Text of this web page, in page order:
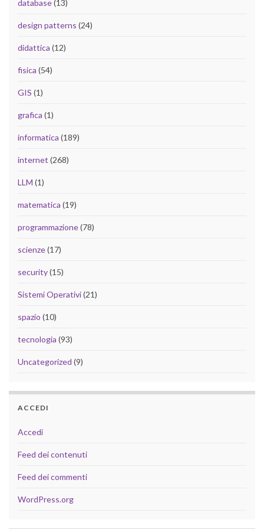
database(13)
design patterns (24)
didattica (12)
fisica (54)
GIS (1)
grafica (1)
informatica (189)
internet (268)
LLM (1)
matematica (19)
programmazione(78)
scienze(17)
security(15)
Sistemi Operativi(21)
spazio (10)
tecnologia (93)
Uncategorized (9)
ACCEDI
Accedi
Feed dei contenuti
Feed dei commenti
WordPress.org